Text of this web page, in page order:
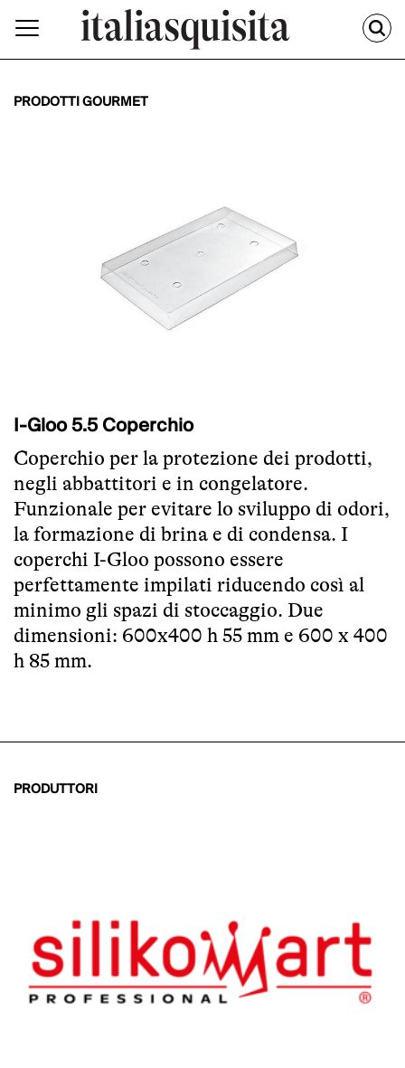
PRODOTTI GOURMET
I-Gloo 5.5 Coperchio
Coperchio per la protezione dei prodotti,
negli abbattitori e in congelatore.
Funzionale per evitare lo sviluppo di odori,
la formazione di brina e di condensa. I
coperchi I-Gloo possono essere
perfettamente impilati riducendo così al
minimo gli spazi di stoccaggio. Due
dimensioni: 600x400 h 55 mm e 600 x 400
h 85 mm.
PRODUTTORI